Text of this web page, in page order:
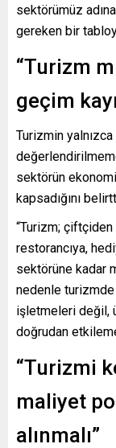
sektörümüz
gereken bir
“Turizm
geçim
Turizmin
sektörün
kapsadığını
“Turizm;
restorancıya,
sektörüne kadar
nedenle turizmde
işletmeleri değil,
doğrudan
“Turizmi
maliyet
alınmalı”